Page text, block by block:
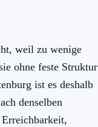
weil zu wenige
ohne feste Struktur
ist es deshalb
denselben